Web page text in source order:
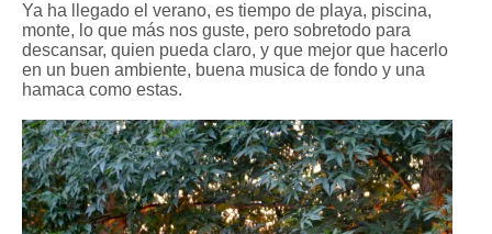
Ya ha llegado el verano, es tiempo de playa, piscina,
monte, lo que más nos guste, pero sobretodo para
descansar, quien pueda claro, y que mejor que hacerlo
en un buen ambiente, buena musica de fondo y una
hamaca como estas.